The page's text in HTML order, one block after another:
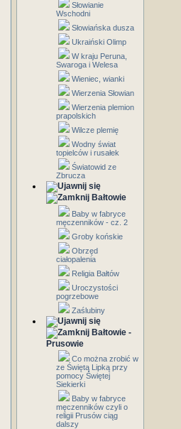
Słowianie
Wschodni
Słowiańska dusza
Ukraiński Olimp
W kraju Peruna,
Swaroga i Welesa
Wieniec, wianki
Wierzenia Słowian
Wierzenia plemion
prapolskich
Wilcze plemię
Wodny świat
topielców i rusałek
Światowid ze
Zbrucza
Bałtowie
Baby w fabryce
męczenników - cz. 2
Groby końskie
Obrzęd
ciałopalenia
Religia Bałtów
Uroczystości
pogrzebowe
Zaślubiny
Bałtowie -
Prusowie
Co można zrobić w
ze Świętą Lipką przy
pomocy Świętej
Siekierki
Baby w fabryce
męczenników czyli o
religii Prusów ciąg
dalszy